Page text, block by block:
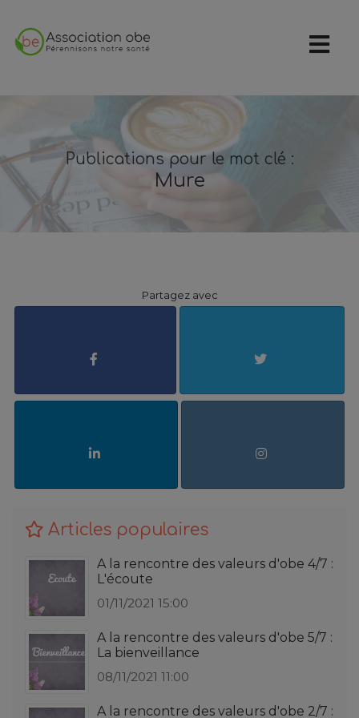
Publications pour le mot clé :
Mure
Partagez avec
Articles populaires
A la rencontre des valeurs d'obe 4/7 :
L'écoute
01/11/2021 15:00
A la rencontre des valeurs d'obe 5/7 :
La bienveillance
08/11/2021 11:00
A la rencontre des valeurs d'obe 2/7 :